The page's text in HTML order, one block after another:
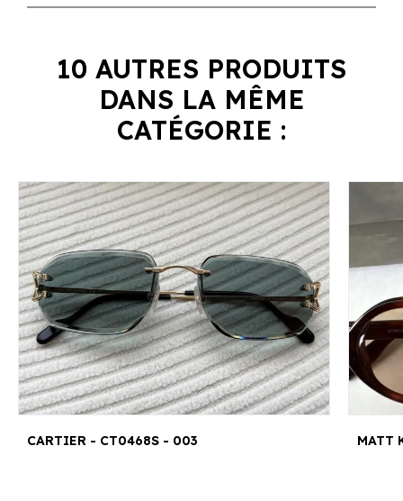
10 AUTRES PRODUITS
DANS LA MÊME
CATÉGORIE :
CARTIER - CT0468S - 003 MATT